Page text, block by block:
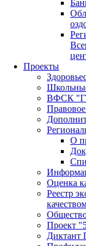
Проекты
ВФСК
О
Оценка
Реестр
Проект
Диктант